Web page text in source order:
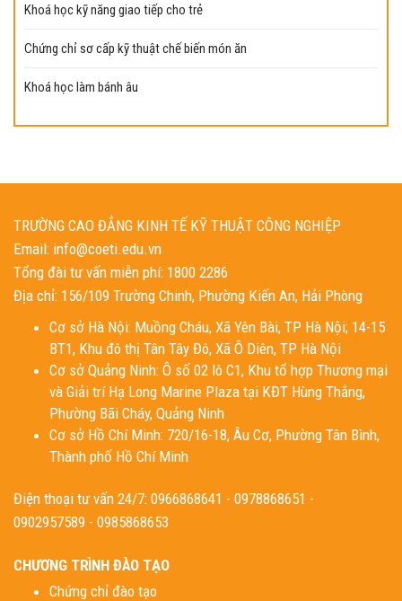
Khoá học kỹ năng giao tiếp cho trẻ
Chứng chỉ sơ cấp kỹ thuật chế biến món ăn
Khoá học làm bánh âu
TRƯỜNG CAO ĐẲNG KINH TẾ KỸ THUẬT CÔNG NGHIỆP
Email: info@coeti.edu.vn
Tổng đài tư vấn miễn phí: 1800 2286
Địa chỉ: 156/109 Trường Chinh, Phường Kiến An, Hải Phòng
Cơ sở Hà Nội: Muồng Cháu, Xã Yên Bài, TP Hà Nội; 14-15
BT1, Khu đô thị Tân Tây Đô, Xã Ô Diên, TP Hà Nội
Cơ sở Quảng Ninh: Ô số 02 lô C1, Khu tổ hợp Thương mại
và Giải trí Hạ Long Marine Plaza tại KĐT Hùng Thắng,
Phường Bãi Cháy, Quảng Ninh
Cơ sở Hồ Chí Minh: 720/16-18, Âu Cơ, Phường Tân Bình,
Thành phố Hồ Chí Minh
Điện thoại tư vấn 24/7: 0966868641 - 0978868651 -
0902957589 - 0985868653
CHƯƠNG TRÌNH ĐÀO TẠO
Chứng chỉ đào tạo